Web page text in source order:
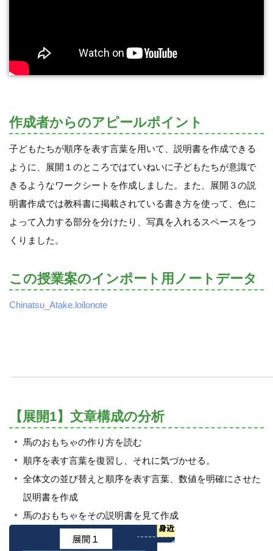
作成者からのアピールポイント
子どもたちが順序を表す言葉を用いて、説明書を作成できる
ように、展開１のところではていねいに子どもたちが意識で
きるようなワークシートを作成しました。また、展開３の説
明書作成では教科書に掲載されている書き方を使って、色に
よって入力する部分を分けたり、写真を入れるスペースをつ
くりました。
この授業案のインポート用ノートデータ
Chinatsu_Atake.loilonote
【展開1】文章構成の分析
馬のおもちゃの作り方を読む
順序を表す言葉を復習し、それに気づかせる。
全体文の並び替えと順序を表す言葉、数値を明確にさせた
説明書を作成
馬のおもちゃをその説明書を見て作成